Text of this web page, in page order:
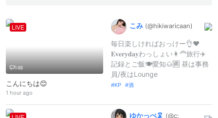
LIVE
148
こんにちは😊
1 hour ago
こみ (@hikiwaricaan)
毎日楽しければおっけー👌❤️
𝐄𝐯𝐞𝐫𝐲𝐝𝐚𝐲わっしょい👩‍🦰旅行✈️
記録とご飯🍽愛知🌰🈵 昼は事務
員/夜はLounge
KP 酒
ゆかっぺ🦑 (@c: